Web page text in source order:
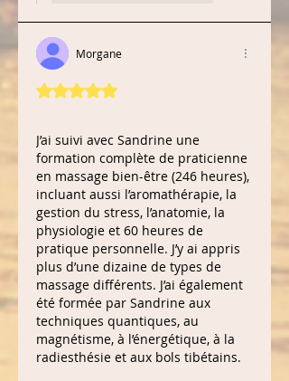
Morgane
Noté 5 étoiles sur 5.
J’ai suivi avec Sandrine une
formation complète de praticienne
en massage bien-être (246 heures),
incluant aussi l’aromathérapie, la
gestion du stress, l’anatomie, la
physiologie et 60 heures de
pratique personnelle. J’y ai appris
plus d’une dizaine de types de
massage différents. J’ai également
été formée par Sandrine aux
techniques quantiques, au
magnétisme, à l’énergétique, à la
radiesthésie et aux bols tibétains.